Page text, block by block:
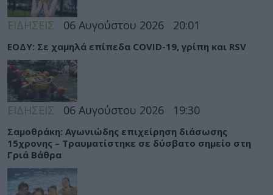
ΕΙΔΗΣΕΙΣ 06 Αυγούστου 2026 20:01
ΕΟΔΥ: Σε χαμηλά επίπεδα COVID-19, γρίπη και RSV
ΕΙΔΗΣΕΙΣ 06 Αυγούστου 2026 19:30
Σαμοθράκη: Αγωνιώδης επιχείρηση διάσωσης
15χρονης – Τραυματίστηκε σε δύσβατο σημείο στη
Γριά Βάθρα